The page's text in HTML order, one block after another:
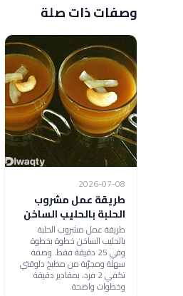
وصفات ذات صلة
2026-07-08
طريقة عمل مشروب
الحلبة بالحليب الساخن
طريقة عمل مشروب الحلبة
بالحليب الساخن خطوة بخطوة
وفي 25 دقيقة فقط. وصفة
سهلة ومجرّبة من مطبخ دلوقتي
تكفي 2 فرد، بمقادير دقيقة
وخطوات واضحة.